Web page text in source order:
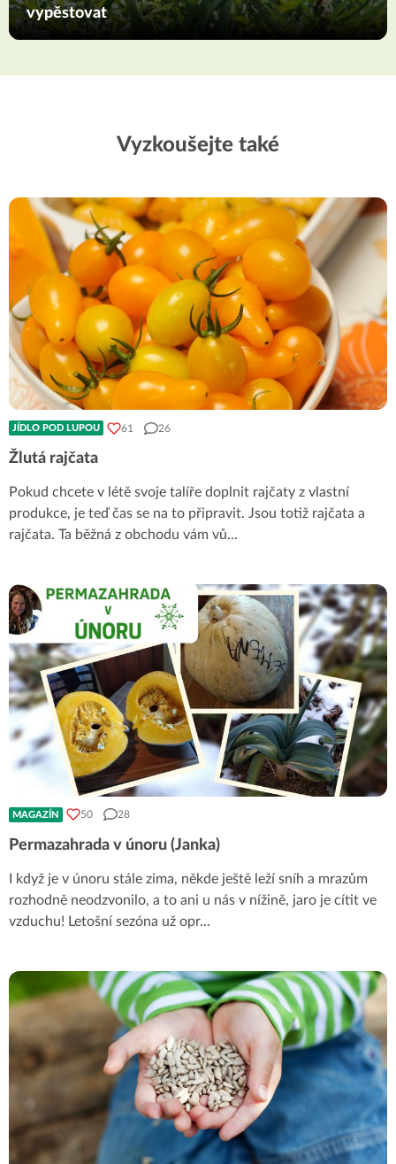
vypěstovat
Vyzkoušejte také
JÍDLO POD LUPOU 61 26
Žlutá rajčata
Pokud chcete v létě svoje talíře doplnit rajčaty z vlastní
produkce, je teď čas se na to připravit. Jsou totiž rajčata a
rajčata. Ta běžná z obchodu vám vů...
MAGAZÍN 50 28
Permazahrada v únoru (Janka)
I když je v únoru stále zima, někde ještě leží sníh a mrazům
rozhodně neodzvonilo, a to ani u nás v nížině, jaro je cítit ve
vzduchu! Letošní sezóna už opr...